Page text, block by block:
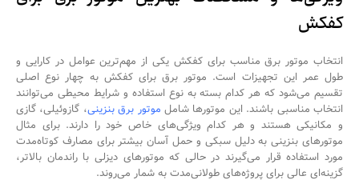
کفکش
انتخاب موتور برق مناسب برای کفکش یکی از مهم‌ترین عوامل در کارایی و
طول عمر این تجهیزات است. موتور برق برای کفکش به چهار نوع اصلی
تقسیم می‌شود که هر کدام بسته به نوع استفاده و شرایط محیطی می‌توانند
انتخاب مناسبی باشند. این موتورها شامل موتور برق‌ بنزینی، گازوئیلی، گازی
و مکانیکی هستند و هر کدام ویژگی‌های خاص خود را دارند. برای مثال
موتورهای بنزینی به دلیل سبکی و حمل آسان بیشتر برای مصارف کوتاه‌مدت
مورد استفاده قرار می‌گیرند در حالی که موتورهای دیزلی با راندمان بالاتر،
گزینه‌ای عالی برای پروژه‌های طولانی‌مدت به شمار می‌روند.